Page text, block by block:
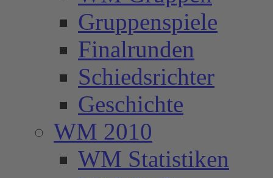
Gruppenspiele
Finalrunden
Schiedsrichter
Geschichte
WM 2010
WM Statistiken